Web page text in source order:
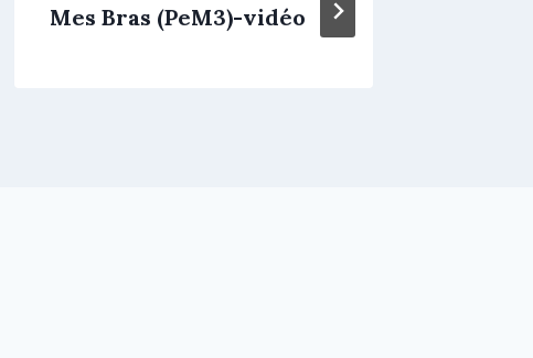
Mes Bras (PeM3)-vidéo